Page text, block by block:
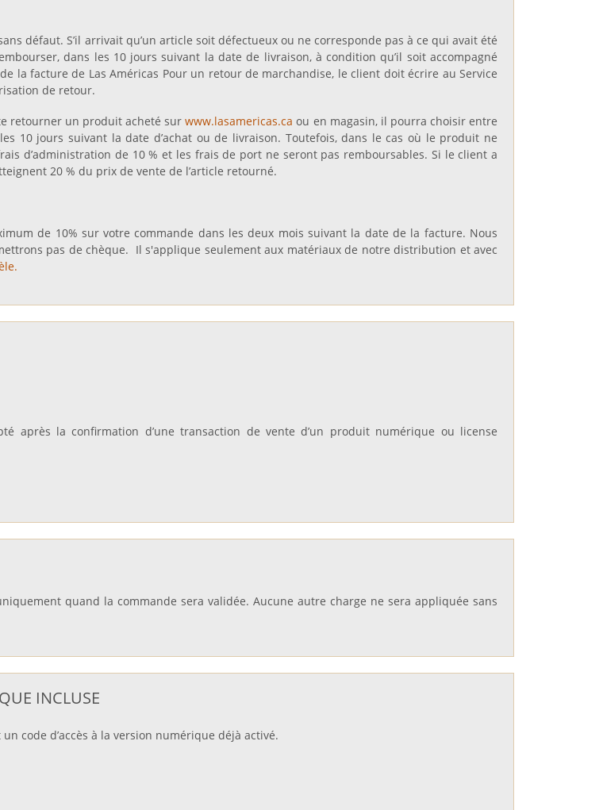
défaut. S’il arrivait qu’un article soit défectueux ou ne corresponde pas à ce qui avait été
dans les 10 jours suivant la date de livraison, à condition qu’il soit accompagné
la facture de Las Américas Pour un retour de marchandise, le client doit écrire au Service
de retour.
retourner un produit acheté surwww.lasamericas.ca ou en magasin, il pourra choisir entre
10 jours suivant la date d’achat ou de livraison. Toutefois, dans le cas où le produit ne
d’administration de 10 % et les frais de port ne seront pas remboursables. Si le client a
20 % du prix de vente de l’article retourné.
de 10% sur votre commande dans les deux mois suivant la date de la facture. Nous
pas de chèque. Il s'applique seulement aux matériaux de notre distribution et avec
après la confirmation d’une transaction de vente d’un produit numérique ou license
quand la commande sera validée. Aucune autre charge ne sera appliquée sans
INCLUSE
code d’accès à la version numérique déjà activé.